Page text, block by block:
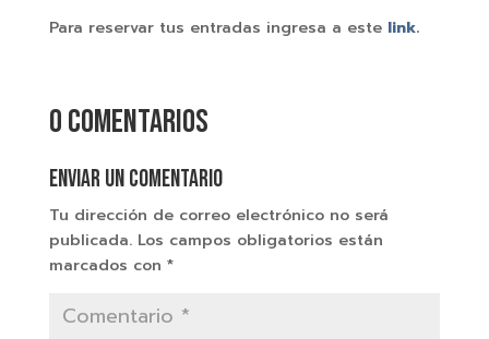
Para reservar tus entradas ingresa a este link.
0 comentarios
Enviar un comentario
Tu dirección de correo electrónico no será
publicada. Los campos obligatorios están
marcados con *